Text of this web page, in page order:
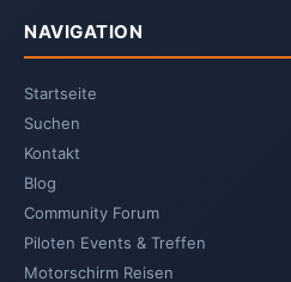
NAVIGATION
Startseite
Suchen
Kontakt
Blog
Community Forum
Piloten Events & Treffen
Motorschirm Reisen